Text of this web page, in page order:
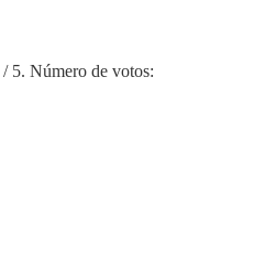
/ 5. Número de votos: